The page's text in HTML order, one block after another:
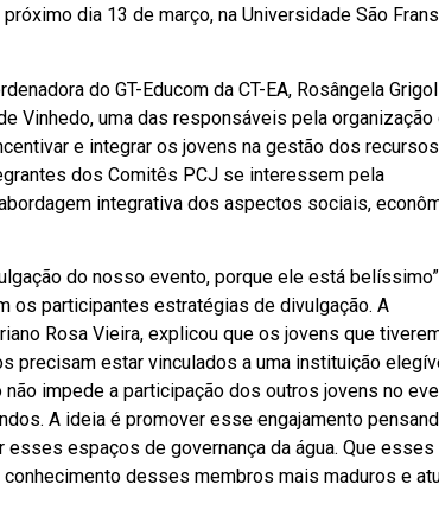
dia 13 de março, na Universidade São
do GT-Educom da CT-EA, Rosângela
Vinhedo, uma das responsáveis pela organização
e integrar os jovens na gestão dos recursos
dos Comitês PCJ se interessem pela
integrativa dos aspectos sociais,
do nosso evento, porque ele está
os participantes estratégias de divulgação. A
Rosa Vieira, explicou que os jovens que
precisam estar vinculados a uma instituição
impede a participação dos outros jovens no
A ideia é promover esse engajamento
espaços de governança da água. Que esses
desses membros mais maduros e